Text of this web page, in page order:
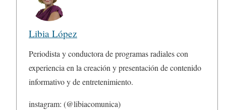
Libia López
Periodista y conductora de programas radiales con
experiencia en la creación y presentación de contenido
informativo y de entretenimiento.
instagram: (@libiacomunica)